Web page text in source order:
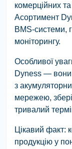
комерційних
Асортимент
BMS-системи,
моніторингу.
Особливої
Dyness — вони
з
мережею,
тривалий
Цікавий факт:
продукцію у